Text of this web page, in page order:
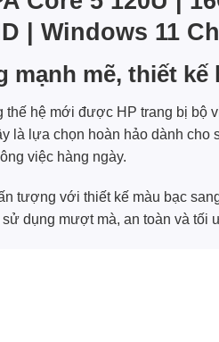
| Windows 11
mạnh mẽ, thiết
thế hệ mới được HP trang bị bộ
là lựa chọn hoàn hảo dành cho
việc hàng ngày.
tượng với thiết kế màu bạc
dụng mượt mà, an toàn và tối